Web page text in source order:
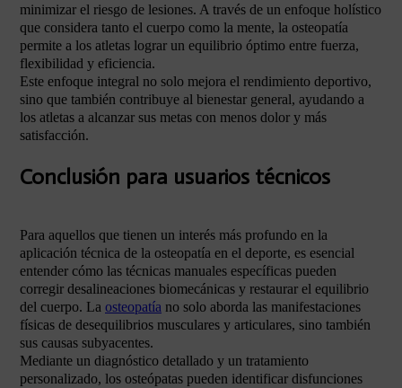
minimizar el riesgo de lesiones. A través de un enfoque holístico
que considera tanto el cuerpo como la mente, la osteopatía
permite a los atletas lograr un equilibrio óptimo entre fuerza,
flexibilidad y eficiencia.
Este enfoque integral no solo mejora el rendimiento deportivo,
sino que también contribuye al bienestar general, ayudando a
los atletas a alcanzar sus metas con menos dolor y más
satisfacción.
Conclusión para usuarios técnicos
Para aquellos que tienen un interés más profundo en la
aplicación técnica de la osteopatía en el deporte, es esencial
entender cómo las técnicas manuales específicas pueden
corregir desalineaciones biomecánicas y restaurar el equilibrio
del cuerpo. La osteopatía no solo aborda las manifestaciones
físicas de desequilibrios musculares y articulares, sino también
sus causas subyacentes.
Mediante un diagnóstico detallado y un tratamiento
personalizado, los osteópatas pueden identificar disfunciones